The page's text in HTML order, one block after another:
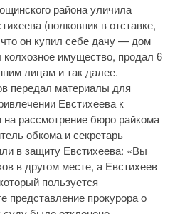
района уличила
(полковник в отставке,
он купил себе дачу — дом
колхозное имущество, продал 6
лицам и так далее.
передал материалы для
Евстихеева к
на рассмотрение бюро райкома
обкома и секретарь
в защиту Евстихеева: «Вы
в другом месте, а Евстихеев
пользуется
представление прокурора о